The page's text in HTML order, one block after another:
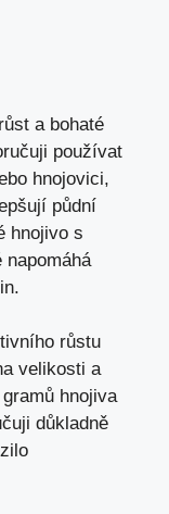
a bohaté
používat
hnojovici,
půdní
hnojivo s
růstu
velikosti a
hnojiva
důkladně